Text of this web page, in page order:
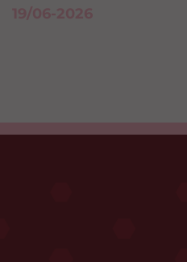
19/06-2026